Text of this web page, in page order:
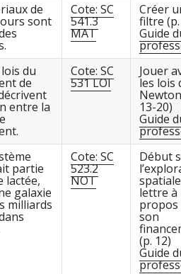
de
sont
Cote: SC
541.3
MAT
Créer
filtre
Guide
du
de
entre la
Cote: SC
531 LOI
Jouer
les lois
13-20)
Guide
partie
lactée,
galaxie
milliards
Cote: SC
523.2
NOT
Début
lettre à
propos
son
(p. 12)
Guide